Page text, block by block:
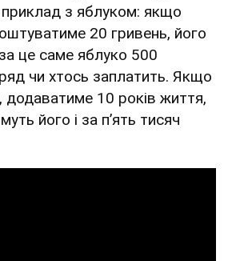
приклад з яблуком: якщо
20 гривень, його
це саме яблуко 500
чи хтось заплатить. Якщо
10 років життя,
його і за пʼять тисяч